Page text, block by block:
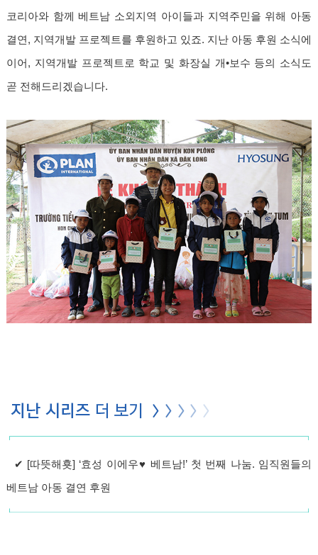
코리아와 함께 베트남 소외지역 아이들과 지역주민을 위해 아동
결연, 지역개발 프로젝트를 후원하고 있죠. 지난 아동 후원 소식에
이어, 지역개발 프로젝트로 학교 및 화장실 개•보수 등의 소식도
곧 전해드리겠습니다.
✔ [따뜻해횻] ‘효성 이에우♥ 베트남!’ 첫 번째 나눔. 임직원들의
베트남 아동 결연 후원